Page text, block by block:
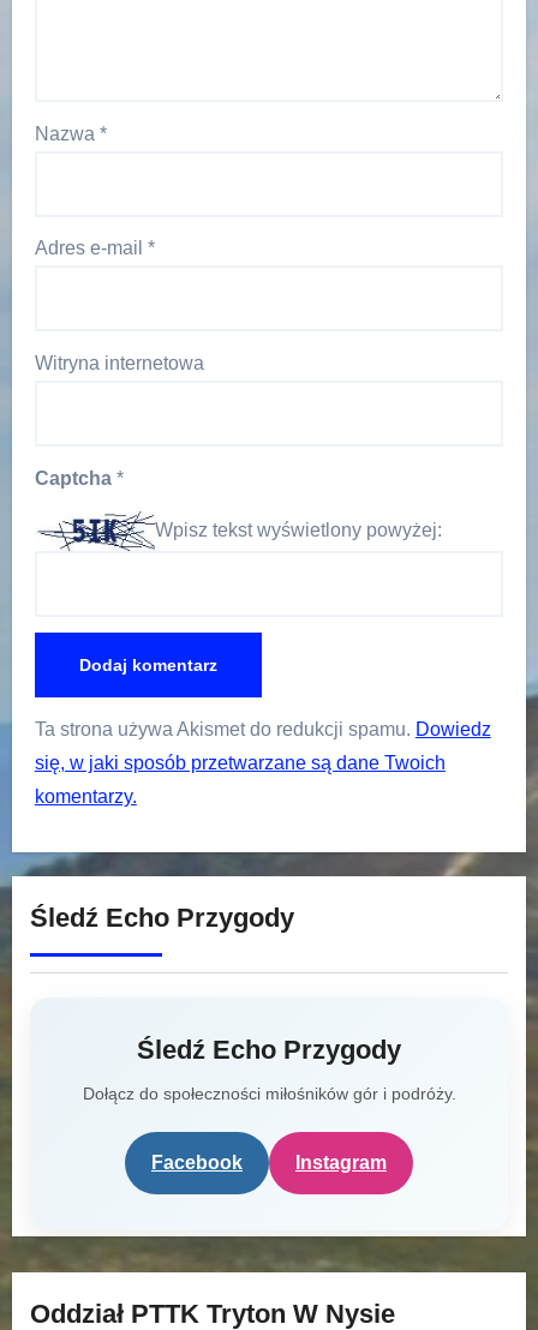
Nazwa *
Adres e-mail *
Witryna internetowa
Captcha *
Wpisz tekst wyświetlony powyżej:
Ta strona używa Akismet do redukcji spamu. Dowiedz
się, w jaki sposób przetwarzane są dane Twoich
komentarzy.
Śledź Echo Przygody
Śledź Echo Przygody
Dołącz do społeczności miłośników gór i podróży.
Facebook Instagram
Oddział PTTK Tryton W Nysie